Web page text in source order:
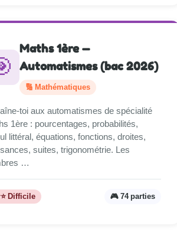
Maths 1ère —
Automatismes (bac 2026)
🔢 Mathématiques
toi aux automatismes de spécialité
1ère : pourcentages, probabilités,
littéral, équations, fonctions, droites,
suites, trigonométrie. Les
…
Difficile 🎮 74 parties